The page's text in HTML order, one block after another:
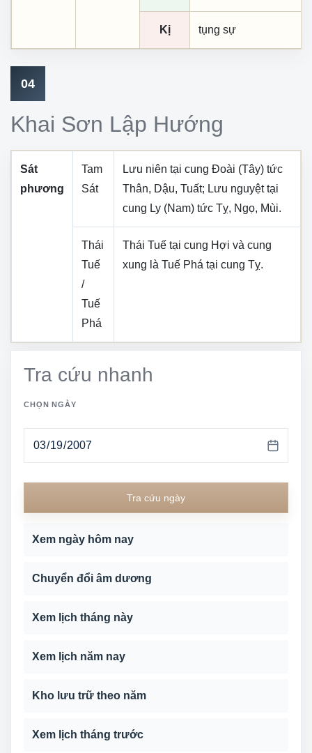
Kị tụng sự
04
Khai Sơn Lập Hướng
Sát
phương
Tam
Sát
Lưu niên tại cung Đoài (Tây) tức
Thân, Dậu, Tuất; Lưu nguyệt tại
cung Ly (Nam) tức Tỵ, Ngọ, Mùi.
Thái
Tuế
/
Tuế
Phá
Thái Tuế tại cung Hợi và cung
xung là Tuế Phá tại cung Tỵ.
Tra cứu nhanh
CHỌN NGÀY
Tra cứu ngày
Xem ngày hôm nay
Chuyển đổi âm dương
Xem lịch tháng này
Xem lịch năm nay
Kho lưu trữ theo năm
Xem lịch tháng trước